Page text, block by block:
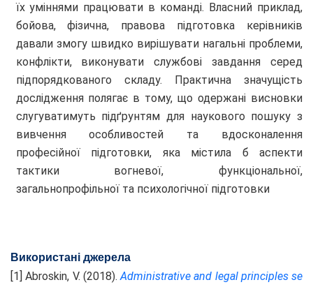
їх уміннями працювати в команді. Власний приклад,
бойова, фізична, правова підготовка керівників
давали змогу швидко вирішувати нагальні проблеми,
конфлікти, виконувати службові завдання серед
підпорядкованого складу. Практична значущість
дослідження полягає в тому, що одержані висновки
слугуватимуть підґрунтям для наукового пошуку з
вивчення особливостей та вдосконалення
професійної підготовки, яка містила б аспекти
тактики вогневої, функціональної,
загальнопрофільної та психологічної підготовки
Використані джерела
[1] Abroskin, V. (2018).Administrative and legal principles se